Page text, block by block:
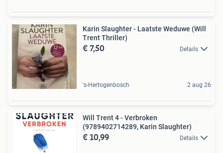
Karin Slaughter - Laatste Weduwe (Will
Trent Thriller)
€ 7,50 Details
's-Hertogenbosch 2 aug 26
Will Trent 4 - Verbroken
(9789402714289, Karin Slaughter)
€ 10,99 Details